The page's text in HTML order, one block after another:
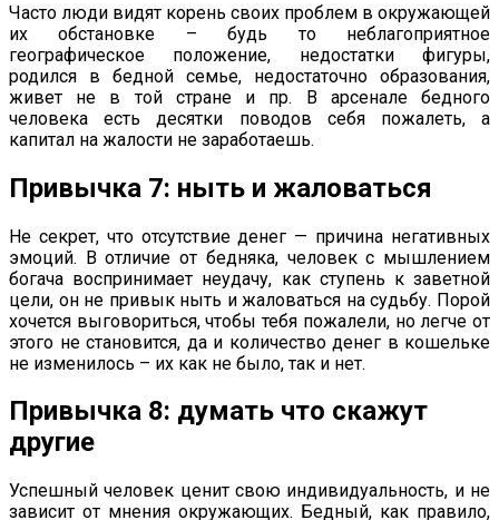
Часто люди видят корень своих проблем в окружающей
их обстановке – будь то неблагоприятное
географическое положение, недостатки фигуры,
родился в бедной семье, недостаточно образования,
живет не в той стране и пр. В арсенале бедного
человека есть десятки поводов себя пожалеть, а
капитал на жалости не заработаешь.
Привычка 7: ныть и жаловаться
Не секрет, что отсутствие денег — причина негативных
эмоций. В отличие от бедняка, человек с мышлением
богача воспринимает неудачу, как ступень к заветной
цели, он не привык ныть и жаловаться на судьбу. Порой
хочется выговориться, чтобы тебя пожалели, но легче от
этого не становится, да и количество денег в кошельке
не изменилось – их как не было, так и нет.
Привычка 8: думать что скажут
другие
Успешный человек ценит свою индивидуальность, и не
зависит от мнения окружающих. Бедный, как правило,